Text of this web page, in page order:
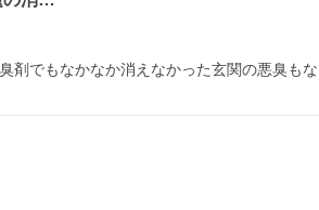
剤でもなかなか消えなかった玄関の悪臭も